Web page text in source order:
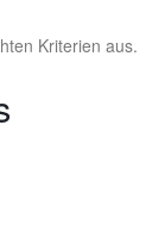
Kriterien aus.